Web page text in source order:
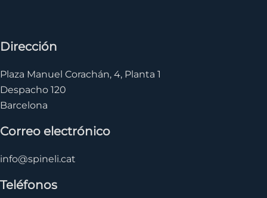
Dirección
Plaza Manuel Corachán, 4, Planta 1
Despacho 120
Barcelona
Correo electrónico
info@spineli.cat
Teléfonos